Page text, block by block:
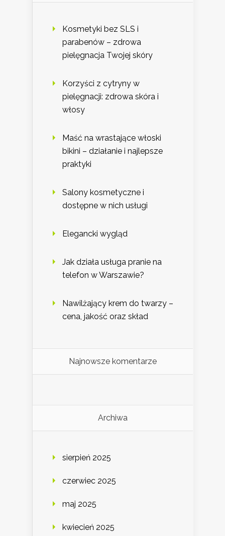
Kosmetyki bez SLS i
parabenów – zdrowa
pielęgnacja Twojej skóry
Korzyści z cytryny w
pielęgnacji: zdrowa skóra i
włosy
Maść na wrastające włoski
bikini – działanie i najlepsze
praktyki
Salony kosmetyczne i
dostępne w nich usługi
Elegancki wygląd
Jak działa usługa pranie na
telefon w Warszawie?
Nawilżający krem do twarzy –
cena, jakość oraz skład
Najnowsze komentarze
Archiwa
sierpień 2025
czerwiec 2025
maj 2025
kwiecień 2025